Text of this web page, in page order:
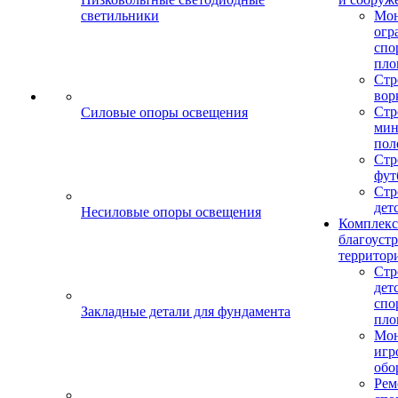
светильники
Силовые опоры освещения
Несиловые опоры освещения
Закладные детали для фундамента